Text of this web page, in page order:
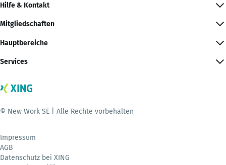
Hilfe & Kontakt
Mitgliedschaften
Hauptbereiche
Services
© New Work SE | Alle Rechte vorbehalten
Impressum
AGB
Datenschutz bei XING